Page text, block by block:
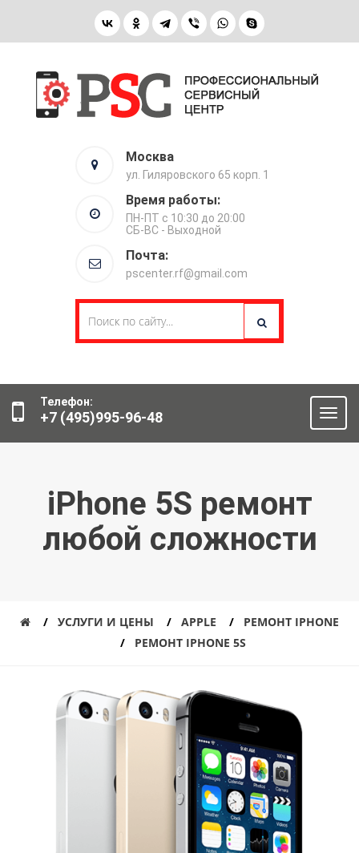
Москва
ул. Гиляровского 65 корп. 1
Время работы:
ПН-ПТ с 10:30 до 20:00
СБ-ВС - Выходной
Почта:
pscenter.rf@gmail.com
Телефон:
+7 (495)995-96-48
iPhone 5S ремонт
любой сложности
УСЛУГИ И ЦЕНЫ APPLE
РЕМОНТ IPHONE
РЕМОНТ IPHONE 5S